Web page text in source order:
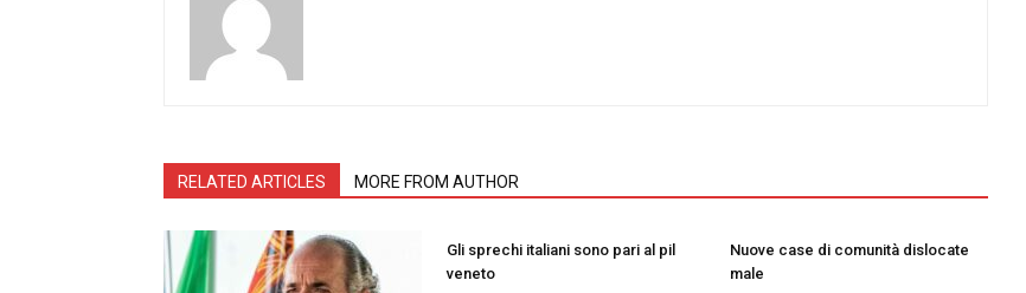
RELATED ARTICLES MORE FROM AUTHOR
Gli sprechi italiani sono pari al pil
veneto
Nuove case di comunità dislocate
male